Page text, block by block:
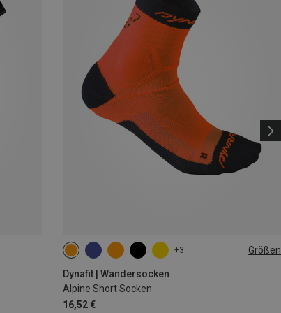
+3 Größen
Dynafit | Wandersocken
Alpine Short Socken
16,52 €
35|36|37|38 39|40|41|42